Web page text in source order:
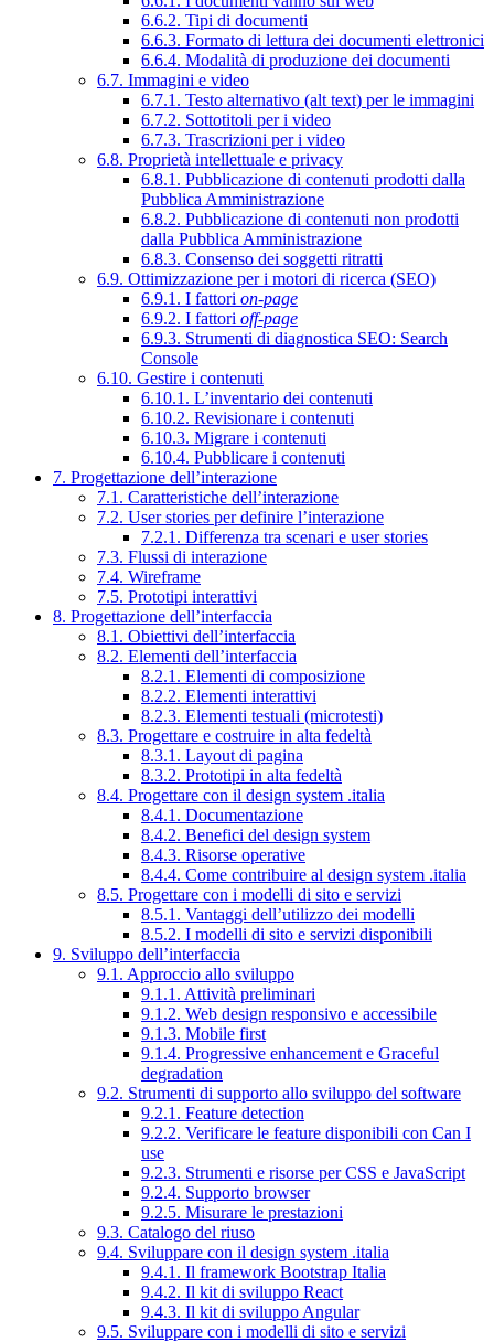
6.6.2. Tipi di documenti
6.6.3. Formato di lettura dei documenti elettronici
6.6.4. Modalità di produzione dei documenti
6.7. Immagini e video
6.7.1. Testo alternativo (alt text) per le immagini
6.7.2. Sottotitoli per i video
6.7.3. Trascrizioni per i video
6.8. Proprietà intellettuale e privacy
6.8.1. Pubblicazione di contenuti prodotti dalla
Pubblica Amministrazione
6.8.2. Pubblicazione di contenuti non prodotti
dalla Pubblica Amministrazione
6.8.3. Consenso dei soggetti ritratti
6.9. Ottimizzazione per i motori di ricerca (SEO)
6.9.1. I fattori on-page
6.9.2. I fattori off-page
6.9.3. Strumenti di diagnostica SEO: Search
Console
6.10. Gestire i contenuti
6.10.1. L’inventario dei contenuti
6.10.2. Revisionare i contenuti
6.10.3. Migrare i contenuti
6.10.4. Pubblicare i contenuti
7. Progettazione dell’interazione
7.1. Caratteristiche dell’interazione
7.2. User stories per definire l’interazione
7.2.1. Differenza tra scenari e user stories
7.3. Flussi di interazione
7.4. Wireframe
7.5. Prototipi interattivi
8. Progettazione dell’interfaccia
8.1. Obiettivi dell’interfaccia
8.2. Elementi dell’interfaccia
8.2.1. Elementi di composizione
8.2.2. Elementi interattivi
8.2.3. Elementi testuali (microtesti)
8.3. Progettare e costruire in alta fedeltà
8.3.1. Layout di pagina
8.3.2. Prototipi in alta fedeltà
8.4. Progettare con il design system .italia
8.4.1. Documentazione
8.4.2. Benefici del design system
8.4.3. Risorse operative
8.4.4. Come contribuire al design system .italia
8.5. Progettare con i modelli di sito e servizi
8.5.1. Vantaggi dell’utilizzo dei modelli
8.5.2. I modelli di sito e servizi disponibili
9. Sviluppo dell’interfaccia
9.1. Approccio allo sviluppo
9.1.1. Attività preliminari
9.1.2. Web design responsivo e accessibile
9.1.3. Mobile first
9.1.4. Progressive enhancement e Graceful
degradation
9.2. Strumenti di supporto allo sviluppo del software
9.2.1. Feature detection
9.2.2. Verificare le feature disponibili con Can I
use
9.2.3. Strumenti e risorse per CSS e JavaScript
9.2.4. Supporto browser
9.2.5. Misurare le prestazioni
9.3. Catalogo del riuso
9.4. Sviluppare con il design system .italia
9.4.1. Il framework Bootstrap Italia
9.4.2. Il kit di sviluppo React
9.4.3. Il kit di sviluppo Angular
9.5. Sviluppare con i modelli di sito e servizi